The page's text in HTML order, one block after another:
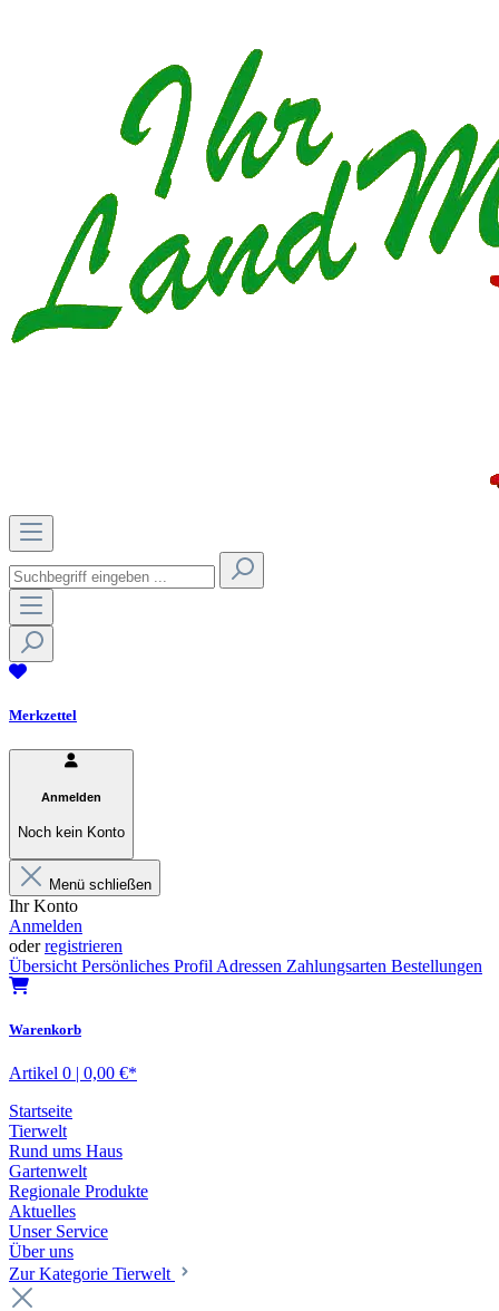
Merkzettel
Anmelden
Noch kein Konto
Menü schließen
Ihr Konto
Anmelden
oderregistrieren
Übersicht Persönliches Profil Adressen Zahlungsarten Bestellungen
Warenkorb
Artikel 0 | 0,00 €*
Startseite
Tierwelt
Rund ums Haus
Gartenwelt
Regionale Produkte
Aktuelles
Unser Service
Über uns
Zur Kategorie Tierwelt